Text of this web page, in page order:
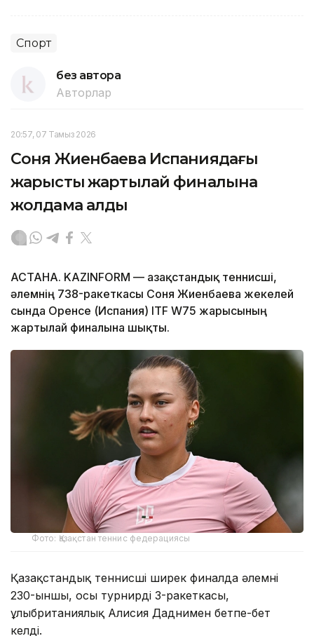
Спорт
без автора
Авторлар
20:57, 07 Тамыз 2026
Соня Жиенбаева Испаниядағы
жарыстың жартылай финалына
жолдама алды
АСТАНА. KAZINFORM — Қазақстандық теннисші,
әлемнің 738-ракеткасы Соня Жиенбаева жекелей
сында Оренсе (Испания) ITF W75 жарысының
жартылай финалына шықты.
Фото: Қазақстан теннис федерациясы
Қазақстандық теннисші ширек финалда әлемнің
230-ыншы, осы турнирдің 3-ракеткасы,
ұлыбританиялық Алисия Даднимен бетпе-бет
келді.